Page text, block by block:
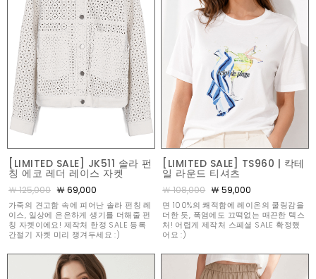
[LIMITED SALE] JK511 솔라 펀
칭 에코 레더 레이스 자켓
￦ 125,000 ￦ 69,000
가죽의 견고함 속에 피어난 솔라 펀칭 레
이스, 일상에 은은하게 생기를 더해줄 펀
칭 자켓이에요! 제작처 한정 SALE 등록
간절기 자켓 미리 챙겨두세요 :)
[LIMITED SALE] TS960 | 칵테
일 라운드 티셔츠
￦ 108,000 ￦ 59,000
면 100%의 쾌적함에 레이온의 쿨링감을
더한 듯, 폭염에도 끄떡없는 매끈한 텍스
처! 어렵게 제작처 스페셜 SALE 확정했
어요 :)